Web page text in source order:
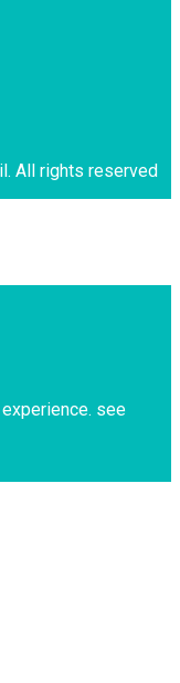
All rights reserved
see